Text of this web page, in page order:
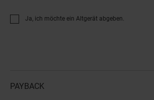
Ja, ich möchte ein Altgerät abgeben.
PAYBACK